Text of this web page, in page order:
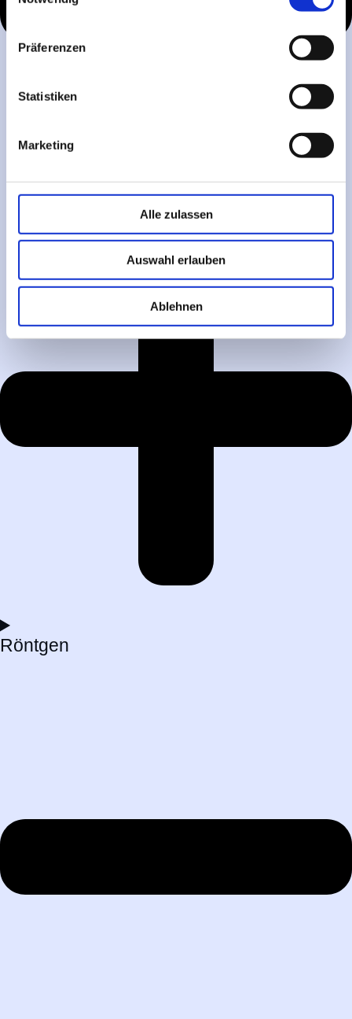
Präferenzen
Statistiken
Marketing
Alle zulassen
Auswahl erlauben
Ablehnen
Röntgen